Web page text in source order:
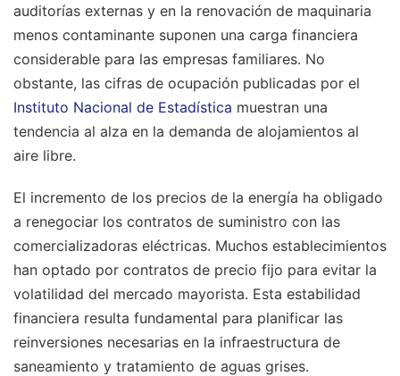
auditorías externas y en la renovación de maquinaria
menos contaminante suponen una carga financiera
considerable para las empresas familiares. No
obstante, las cifras de ocupación publicadas por el
Instituto Nacional de Estadística muestran una
tendencia al alza en la demanda de alojamientos al
aire libre.
El incremento de los precios de la energía ha obligado
a renegociar los contratos de suministro con las
comercializadoras eléctricas. Muchos establecimientos
han optado por contratos de precio fijo para evitar la
volatilidad del mercado mayorista. Esta estabilidad
financiera resulta fundamental para planificar las
reinversiones necesarias en la infraestructura de
saneamiento y tratamiento de aguas grises.